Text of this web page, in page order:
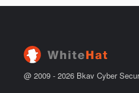
ầ
b
u
@ 2009 - 2026 Bkav Cyber